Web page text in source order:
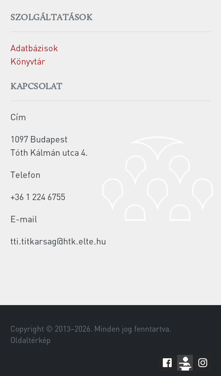
SZOLGÁLTATÁSOK
Adatbázisok
Könyvtár
KAPCSOLAT
Cím
1097 Budapest
Tóth Kálmán utca 4.
Telefon
+36 1 224 6755
E-mail
tti.titkarsag@htk.elte.hu
Copyright © 2013–2026. Minden jog fenntartva.
Oldaltérkép